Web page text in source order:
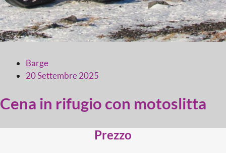
Barge
20 Settembre 2025
Cena in rifugio con motoslitta
Prezzo